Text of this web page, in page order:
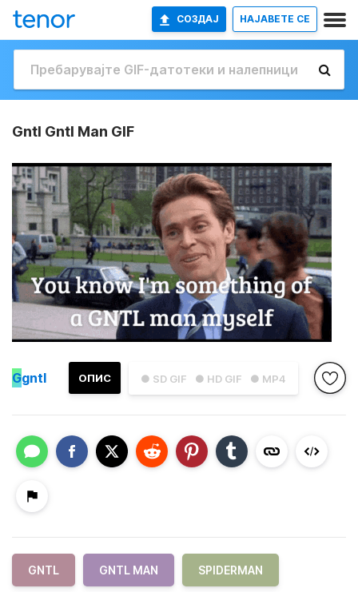
СОЗДАЈ НАЈАВETE СЕ
Gntl Gntl Man GIF
● SD GIF ● HD GIF ● MP4
ОПИС
Ggntl
GNTL GNTL MAN SPIDERMAN